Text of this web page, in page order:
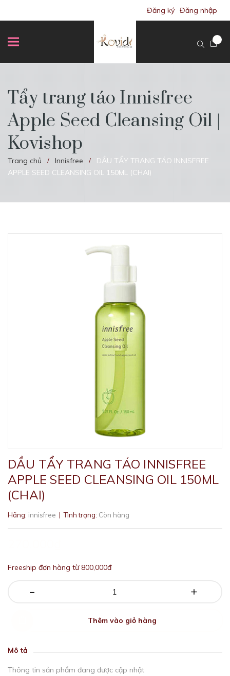
Đăng ký Đăng nhập
Tẩy trang táo Innisfree
Apple Seed Cleansing Oil |
Kovishop
Trang chủ / Innisfree /
DẦU TẨY TRANG TÁO INNISFREE
APPLE SEED CLEANSING OIL 150ML (CHAI)
DẦU TẨY TRANG TÁO INNISFREE
APPLE SEED CLEANSING OIL 150ML
(CHAI)
Hãng: innisfree | Tình trạng: Còn hàng
Freeship đơn hàng từ 800,000đ
- +
Thêm vào giỏ hàng
Mô tả
Thông tin sản phẩm đang được cập nhật